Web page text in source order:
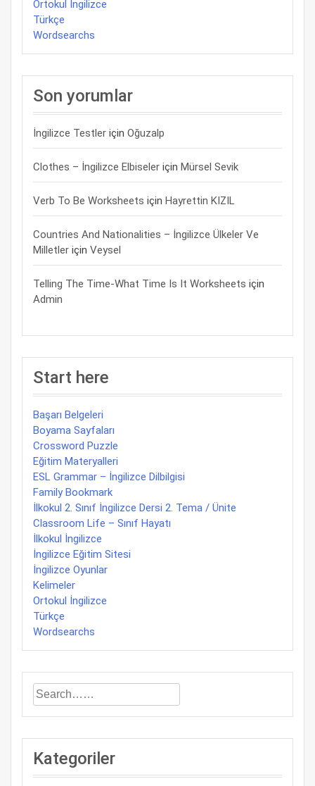
Ortokul İngilizce
Türkçe
Wordsearchs
Son yorumlar
İngilizce Testler için Oğuzalp
Clothes – İngilizce Elbiseler için Mürsel Sevik
Verb To Be Worksheets için Hayrettin KIZIL
Countries And Nationalities – İngilizce Ülkeler Ve
Milletler için Veysel
Telling The Time-What Time Is It Worksheets için
Admin
Start here
Başarı Belgeleri
Boyama Sayfaları
Crossword Puzzle
Eğitim Materyalleri
ESL Grammar – İngilizce Dilbilgisi
Family Bookmark
İlkokul 2. Sınıf İngilizce Dersi 2. Tema / Ünite
Classroom Life – Sınıf Hayatı
İlkokul İngilizce
İngilizce Eğitim Sitesi
İngilizce Oyunlar
Kelimeler
Ortokul İngilizce
Türkçe
Wordsearchs
Kategoriler